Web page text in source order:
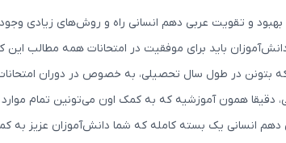
بهبود و تقویت عربی دهم انسانی راه و روش‌های زیادی
باید برای موفقیت در امتحانات همه مطالب
که بتونن در طول سال تحصیلی، به خصوص در دوران
دقیقا همون آموزشیه که به کمک اون می‌تونین تمام
انسانی یک بسته کامله که شما دانش‌آموزان عزیز به